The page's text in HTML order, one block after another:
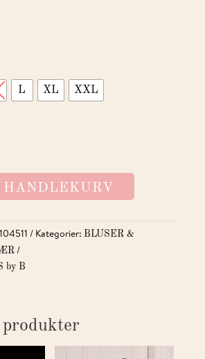
L XL XXL
HANDLEKURV
104511 Kategorier: BLUSER &
by B